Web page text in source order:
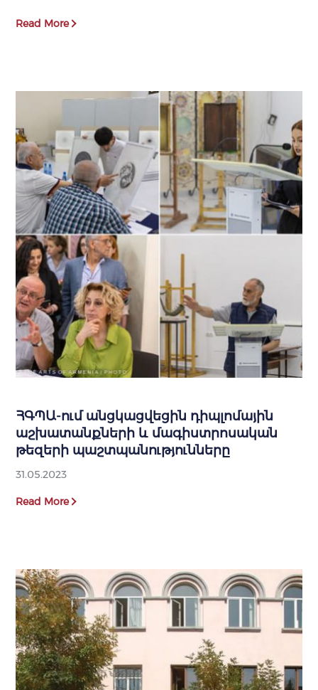
Read More
ՀԳՊԱ-ում անցկացվեցին դիպլոմային
աշխատանքների և մագիստրոսական
թեզերի պաշտպանությունները
31.05.2023
Read More